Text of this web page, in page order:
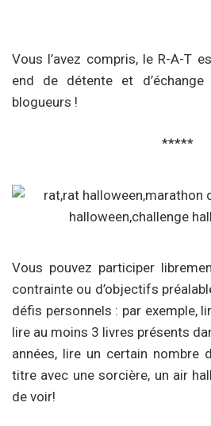
Vous l’avez compris, le R-A-T
end de détente et
blogueurs !
*****
Vous pouvez participer
contrainte ou d’objectifs
défis personnels : par exemple,
lire au moins 3 livres présents
années, lire un certain nombre
titre avec une sorcière, un air
de voir!